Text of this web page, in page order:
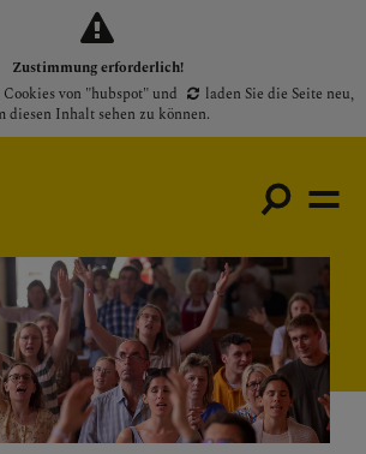
Zustimmung erforderlich!
Cookies von "hubspot"und laden Sie die Seite neu,
diesen Inhalt sehen zu können.